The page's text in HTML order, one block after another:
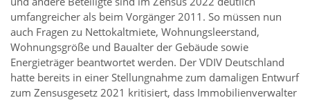
umfangreicher als beim Vorgänger 2011. So müssen nun
auch Fragen zu Nettokaltmiete, Wohnungsleerstand,
Wohnungsgröße und Baualter der Gebäude sowie
Energieträger beantwortet werden. Der VDIV Deutschland
hatte bereits in einer Stellungnahme zum damaligen Entwurf
zum Zensusgesetz 2021 kritisiert, dass Immobilienverwalter